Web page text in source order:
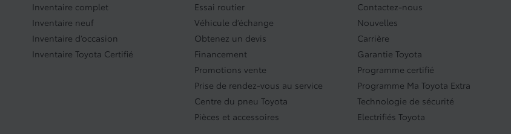
Inventaire complet
Inventaire neuf
Inventaire d’occasion
Inventaire Toyota Certifié
Essai routier
Véhicule d’échange
Obtenez un devis
Financement
Promotions vente
Prise de rendez-vous au service
Centre du pneu Toyota
Pièces et accessoires
Contactez-nous
Nouvelles
Carrière
Garantie Toyota
Programme certifié
Programme Ma Toyota Extra
Technologie de sécurité
Electrifiés Toyota